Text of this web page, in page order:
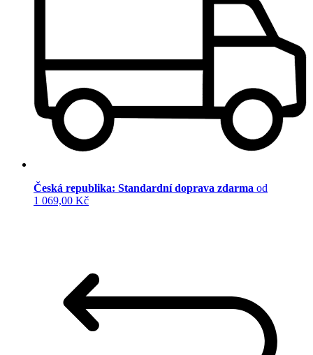
Česká republika: Standardní doprava zdarma od
1 069,00 Kč